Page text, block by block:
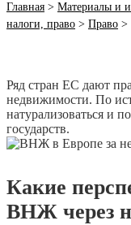
Главная > Материалы и
налоги, право > Право >
Ряд стран ЕС дают
недвижимости. По
натурализоваться и
государств.
Какие
ВНЖ через